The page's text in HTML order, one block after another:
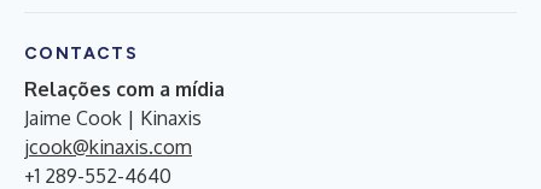
CONTACTS
Relações com a mídia
Jaime Cook | Kinaxis
jcook@kinaxis.com
+1 289-552-4640